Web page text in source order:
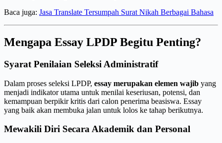
Baca juga: Jasa Translate Tersumpah Surat Nikah Berbagai Bahasa
Mengapa Essay LPDP Begitu Penting?
Syarat Penilaian Seleksi Administratif
Dalam proses seleksi LPDP, essay merupakan elemen wajib yang
menjadi indikator utama untuk menilai keseriusan, potensi, dan
kemampuan berpikir kritis dari calon penerima beasiswa. Essay
yang baik akan membuka jalan untuk lolos ke tahap berikutnya.
Mewakili Diri Secara Akademik dan Personal